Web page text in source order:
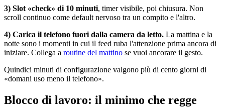
3) Slot «check» di 10 minuti, timer visibile, poi chiusura. Non
scroll continuo come default nervoso tra un compito e l'altro.
4) Carica il telefono fuori dalla camera da letto. La mattina e la
notte sono i momenti in cui il feed ruba l'attenzione prima ancora di
iniziare. Collega a routine del mattino se vuoi ancorare il gesto.
Quindici minuti di configurazione valgono più di cento giorni di
«domani uso meno il telefono».
Blocco di lavoro: il minimo che regge